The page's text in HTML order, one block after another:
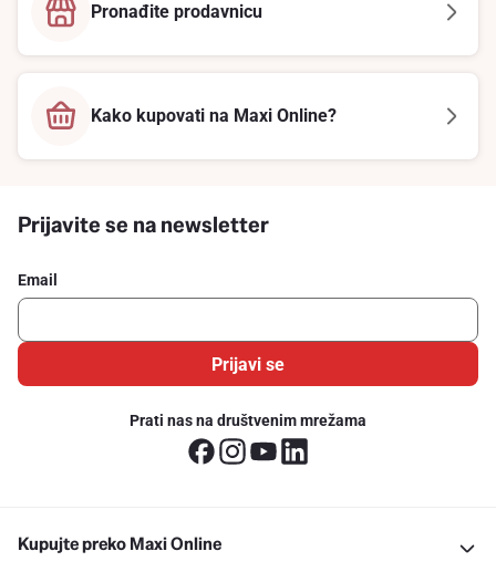
Pronađite prodavnicu
Kako kupovati na Maxi Online?
Prijavite se na newsletter
Email
Prijavi se
Prati nas na društvenim mrežama
Kupujte preko Maxi Online